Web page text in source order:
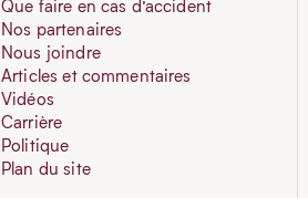
Que faire en cas d’accident
Nos partenaires
Nous joindre
Articles et commentaires
Vidéos
Carrière
Politique
Plan du site